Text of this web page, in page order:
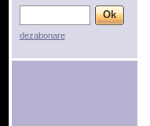
dezabonare